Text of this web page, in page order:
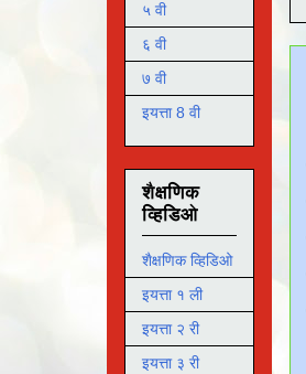
५ वी
६ वी
७ वी
इयत्ता 8 वी
शैक्षणिक
व्हिडिओ
शैक्षणिक व्हिडिओ
इयत्ता १ ली
इयत्ता २ री
इयत्ता ३ री